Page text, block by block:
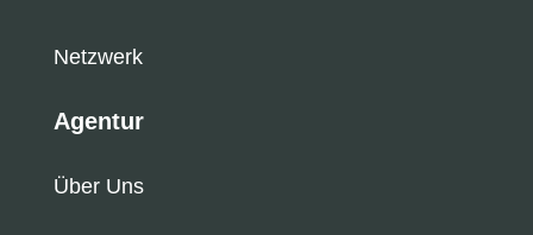
Netzwerk
Agentur
Über Uns